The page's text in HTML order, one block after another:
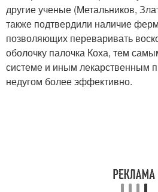
другие ученые (Метальников,
также подтвердили наличие
позволяющих переваривать
оболочку палочка Коха, тем
системе и иным лекарственным
недугом более эффективно.